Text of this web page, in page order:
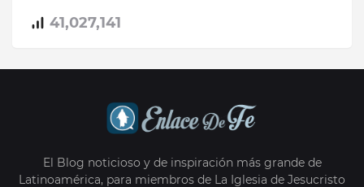
41,027,141
El Blog noticioso y de inspiración más grande de
Latinoamérica, para miembros de La Iglesia de Jesucristo